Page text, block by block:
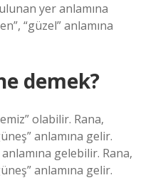
yer anlamına
“güzel” anlamına
demek?
olabilir. Rana,
anlamına gelir.
gelebilir. Rana,
anlamına gelir.